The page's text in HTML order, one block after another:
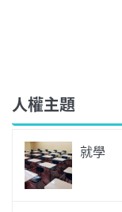
人權主題
就學